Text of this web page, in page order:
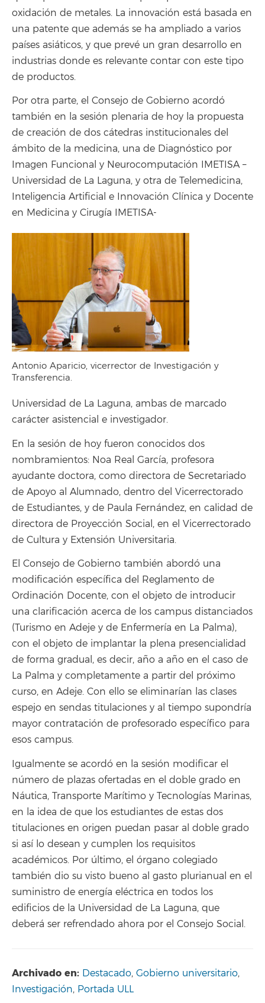
oxidación de metales. La innovación está basada en
una patente que además se ha ampliado a varios
países asiáticos, y que prevé un gran desarrollo en
industrias donde es relevante contar con este tipo
de productos.
Por otra parte, el Consejo de Gobierno acordó
también en la sesión plenaria de hoy la propuesta
de creación de dos cátedras institucionales del
ámbito de la medicina, una de Diagnóstico por
Imagen Funcional y Neurocomputación IMETISA –
Universidad de La Laguna, y otra de Telemedicina,
Inteligencia Artificial e Innovación Clínica y Docente
en Medicina y Cirugía IMETISA-
Antonio Aparicio, vicerrector de Investigación y
Transferencia.
Universidad de La Laguna, ambas de marcado
carácter asistencial e investigador.
En la sesión de hoy fueron conocidos dos
nombramientos: Noa Real García, profesora
ayudante doctora, como directora de Secretariado
de Apoyo al Alumnado, dentro del Vicerrectorado
de Estudiantes, y de Paula Fernández, en calidad de
directora de Proyección Social, en el Vicerrectorado
de Cultura y Extensión Universitaria.
El Consejo de Gobierno también abordó una
modificación específica del Reglamento de
Ordinación Docente, con el objeto de introducir
una clarificación acerca de los campus distanciados
(Turismo en Adeje y de Enfermería en La Palma),
con el objeto de implantar la plena presencialidad
de forma gradual, es decir, año a año en el caso de
La Palma y completamente a partir del próximo
curso, en Adeje. Con ello se eliminarían las clases
espejo en sendas titulaciones y al tiempo supondría
mayor contratación de profesorado específico para
esos campus.
Igualmente se acordó en la sesión modificar el
número de plazas ofertadas en el doble grado en
Náutica, Transporte Marítimo y Tecnologías Marinas,
en la idea de que los estudiantes de estas dos
titulaciones en origen puedan pasar al doble grado
si así lo desean y cumplen los requisitos
académicos. Por último, el órgano colegiado
también dio su visto bueno al gasto plurianual en el
suministro de energía eléctrica en todos los
edificios de la Universidad de La Laguna, que
deberá ser refrendado ahora por el Consejo Social.
Archivado en: Destacado, Gobierno universitario,
Investigación, Portada ULL